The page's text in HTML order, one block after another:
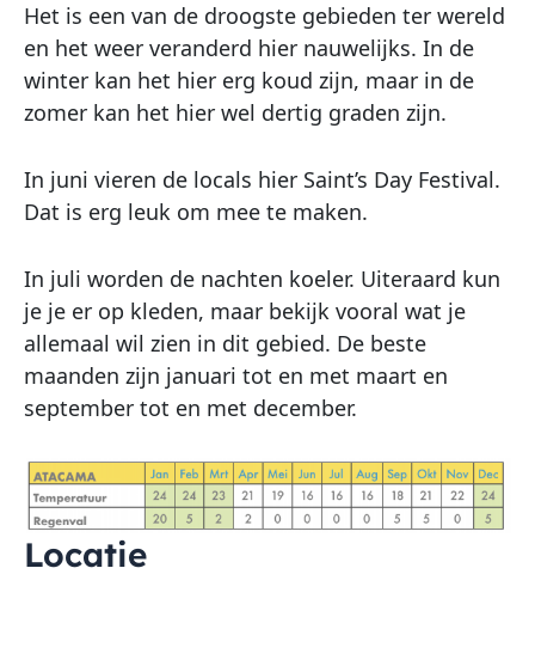
Het is een van de droogste gebieden ter wereld
en het weer veranderd hier nauwelijks. In de
winter kan het hier erg koud zijn, maar in de
zomer kan het hier wel dertig graden zijn.
In juni vieren de locals hier Saint’s Day Festival.
Dat is erg leuk om mee te maken.
In juli worden de nachten koeler. Uiteraard kun
je je er op kleden, maar bekijk vooral wat je
allemaal wil zien in dit gebied. De beste
maanden zijn januari tot en met maart en
september tot en met december.
Locatie